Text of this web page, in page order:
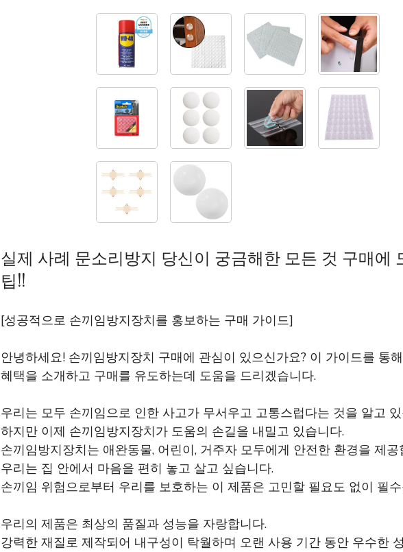
실제 사례 문소리방지 당신이 궁금해한 모든 것 구매에
팁!!
[성공적으로 손끼임방지장치를 홍보하는 구매 가이드]
안녕하세요! 손끼임방지장치 구매에 관심이 있으신가요? 이 가이드를 통
혜택을 소개하고 구매를 유도하는데 도움을 드리겠습니다.
우리는 모두 손끼임으로 인한 사고가 무서우고 고통스럽다는 것을 알고
하지만 이제 손끼임방지장치가 도움의 손길을 내밀고 있습니다.
손끼임방지장치는 애완동물, 어린이, 거주자 모두에게 안전한 환경을 제공
우리는 집 안에서 마음을 편히 놓고 살고 싶습니다.
손끼임 위험으로부터 우리를 보호하는 이 제품은 고민할 필요도 없이 필
우리의 제품은 최상의 품질과 성능을 자랑합니다.
강력한 재질로 제작되어 내구성이 탁월하며 오랜 사용 기간 동안 우수한